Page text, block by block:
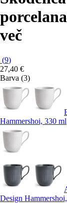
več
(9)
27,40 €
Barva (3)
Hammershoi, 330 ml
Design